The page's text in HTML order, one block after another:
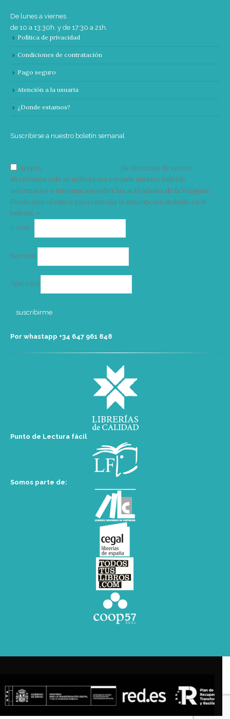
De lunes a viernes
de 10 a 13:30h. y de 17:30 a 21h.
Política de privacidad
Condiciones de contratación
Pago seguro
Atención a la usuaria
¿Donde estamos?
Suscribirse a nuestro boletín semanal
Acepto
Su dirección de correo
electrónico solo se utiliza para enviarle nuestro boletín
informativo e información sobre las actividades de la Vorágine.
Puede usar el enlace para cancelar la suscripción incluido en el
boletín. >
E-mail*
Nombre
Apellidos
Por whastapp +34 ‭647 961 848‬
Punto de Lectura fácil
Somos parte de: